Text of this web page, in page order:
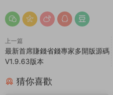
上一篇
最新首席賺錢省錢專家多開版源碼
V1.9.63版本
猜你喜歡